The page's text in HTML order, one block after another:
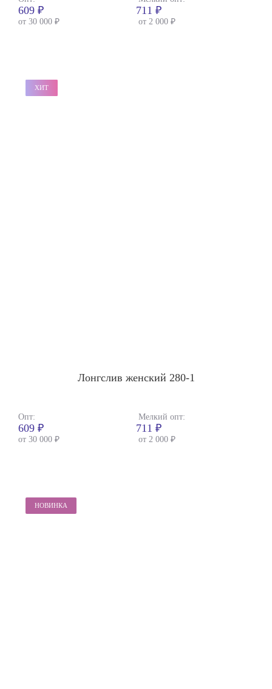
609 ₽ 711 ₽
от 30 000 ₽ от 2 000 ₽
ХИТ
ХИТ
Лонгслив женский 280-1
Опт: Мелкий опт:
609 ₽ 711 ₽
от 30 000 ₽ от 2 000 ₽
НОВИНКА